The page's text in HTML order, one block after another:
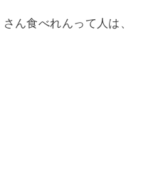
ん食べれんって人は、